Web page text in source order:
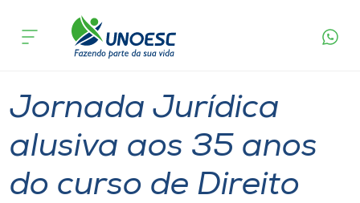
Cursos
Pesquisa
Atendimento ao Estudante
acontece
nacional
Jornada Jurídica
alusiva aos 35 anos
do curso de Direito